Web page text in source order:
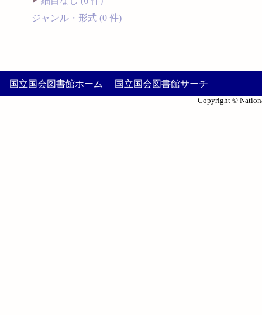
ジャンル・形式 (0 件)
国立国会図書館ホーム 国立国会図書館サーチ
Copyright ©